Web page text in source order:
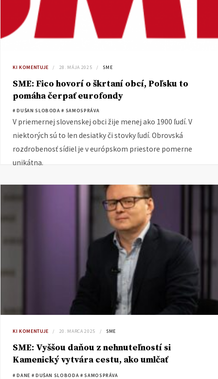
KI KOMENTUJE 28. MÁJA 2025 SME
SME: Fico hovorí o škrtaní obcí, Poľsku to
pomáha čerpať eurofondy
# DUŠAN SLOBODA # SAMOSPRÁVA
V priemernej slovenskej obci žije menej ako 1900 ľudí. V
niektorých sú to len desiatky či stovky ľudí. Obrovská
rozdrobenosť sídiel je v európskom priestore pomerne
unikátna.
KI KOMENTUJE 20. MARCA 2025 SME
SME: Vyššou daňou z nehnuteľností si
Kamenický vytvára cestu, ako umlčať
samosprávy
# DANE # DUŠAN SLOBODA # SAMOSPRÁVA